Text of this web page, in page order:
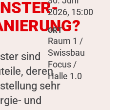
sind
deren
sehr
und
2026, 15:00
ORT
Raum 1 /
Swissbau
Focus /
Halle 1.0